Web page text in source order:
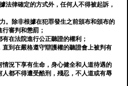
法律確定的方式外，任何人不得被起訴，
。除非根據在犯罪發生之前頒布和頒布的
審判和懲罰；
有在法院進行公正聽證的權利；
直到在嚴格遵守辯護權的聽證會上被判有
情況下享有生命，身心健全和人道待遇的
都不得遭受酷刑，殘忍，不人道或有辱